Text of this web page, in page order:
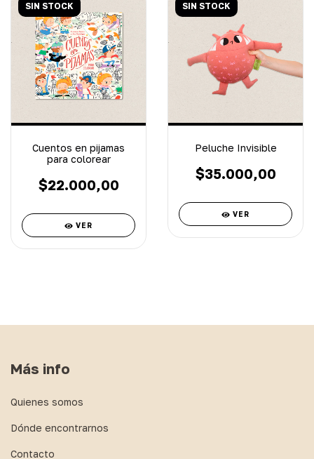
SIN STOCK
Cuentos en pijamas
para colorear
$22.000,00
VER
SIN STOCK
Peluche Invisible
$35.000,00
VER
Más info
Quienes somos
Dónde encontrarnos
Contacto